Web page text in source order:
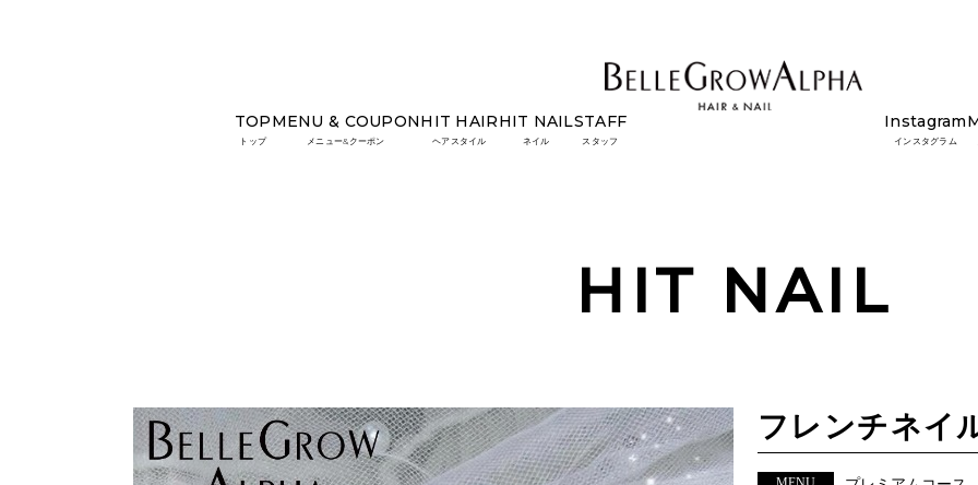
TOP
トップ
MENU & COUPON
メニュー&クーポン
HIT HAIR
ヘアスタイル
HIT NAIL
ネイル
STAFF
スタッフ
Instagram
インスタグラム
HIT NAIL フレンチネイル
HIT NAIL
フレンチネイ